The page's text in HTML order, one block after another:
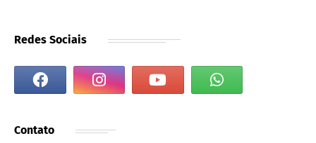
Redes Sociais
Contato